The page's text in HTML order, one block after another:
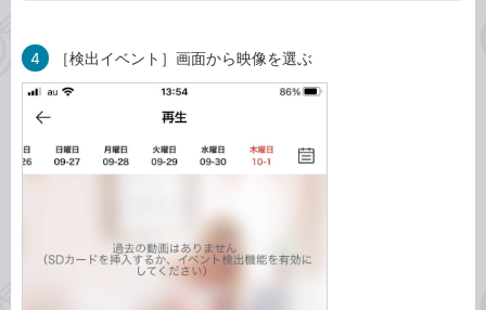
4 ［検出イベント］画面から映像を選ぶ